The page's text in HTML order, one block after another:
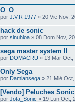
O_O
por J.V.R 1977 » 20 Vie Nov,
hack de sonic
por sinuhloa » 08 Dom Nov,
sega master system II
por DOMACRU » 13 Mar Oct,
Only Sega
por Damiansega » 21 Mié
[Vendo] Peluches
por Jota_Sonic » 19 Lun Oct,